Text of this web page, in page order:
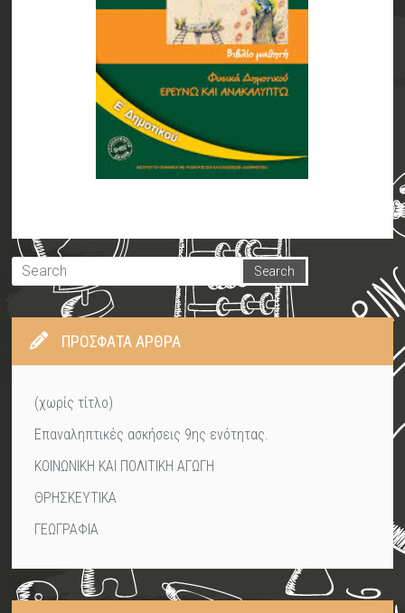
ΠΡΌΣΦΑΤΑ ΆΡΘΡΑ
(χωρίς τίτλο)
Επαναληπτικές ασκήσεις 9ης ενότητας.
ΚΟΙΝΩΝΙΚΗ ΚΑΙ ΠΟΛΙΤΙΚΗ ΑΓΩΓΗ
ΘΡΗΣΚΕΥΤΙΚΑ
ΓΕΩΓΡΑΦΙΑ